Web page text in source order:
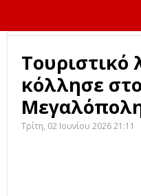
Τουριστικό
κόλλησε
Τρίτη, 02 Ιουνίου 2026 21:11